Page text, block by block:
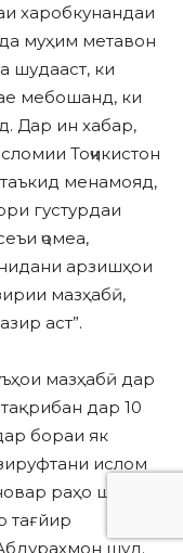
харобкунандаи
муҳим метавон
шудааст, ки
мебошанд, ки
Дар ин хабар,
Тоҷикистон
менамояд,
густурдаи
ҷомеа,
арзишҳои
мазҳабӣ,
аст”.
мазҳабӣ дар
дар 10
бораи як
ислом
раҳо шавад
тағйир
шуд.